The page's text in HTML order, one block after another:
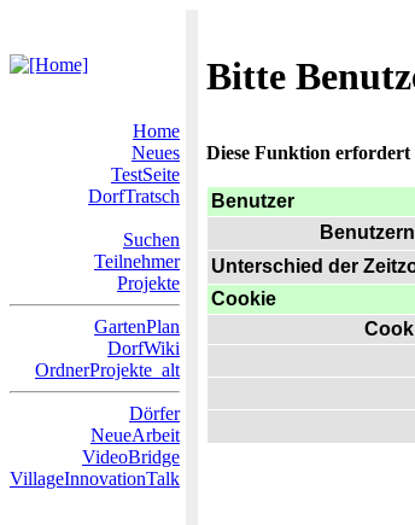
Bitte
Home
Neues
TestSeite
DorfTratsch
Suchen
Teilnehmer
Projekte
GartenPlan
DorfWiki
OrdnerProjekte_alt
Dörfer
NeueArbeit
VideoBridge
VillageInnovationTalk
Diese Funktion erfordert
Benutzer
Unterschied der
Cookie